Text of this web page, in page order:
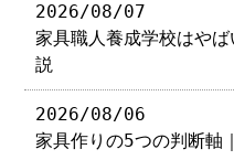
2026/08/07
家具職人養成学校はや
説
2026/08/06
家具作りの5つの判断軸